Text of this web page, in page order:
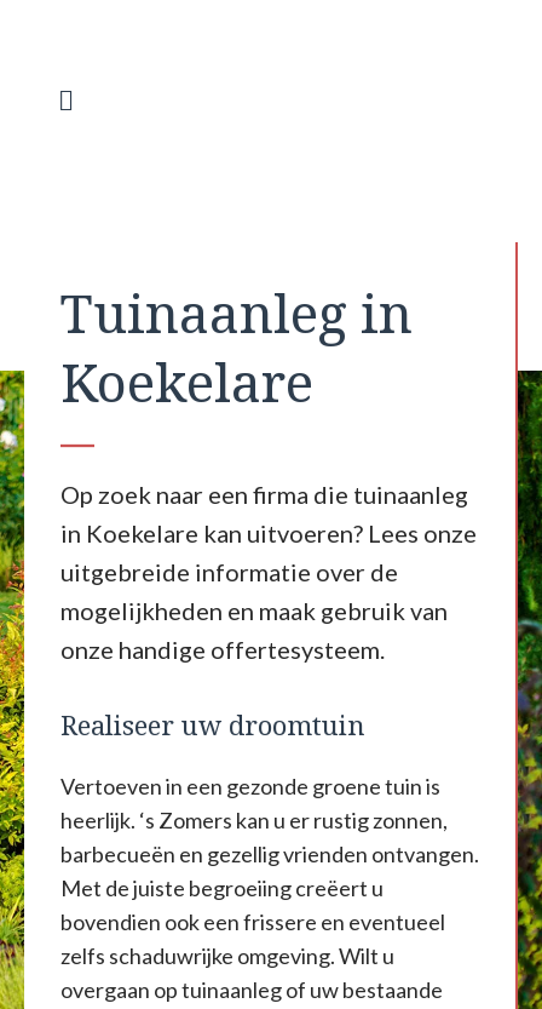
inhoud
Tuinaanleg in
Koekelare
Op zoek naar een firma die tuinaanleg
in Koekelare kan uitvoeren? Lees onze
uitgebreide informatie over de
mogelijkheden en maak gebruik van
onze handige offertesysteem.
Realiseer uw droomtuin
Vertoeven in een gezonde groene tuin is
heerlijk. ‘s Zomers kan u er rustig zonnen,
barbecueën en gezellig vrienden ontvangen.
Met de juiste begroeiing creëert u
bovendien ook een frissere en eventueel
zelfs schaduwrijke omgeving. Wilt u
overgaan op tuinaanleg of uw bestaande